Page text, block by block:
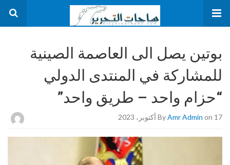
بوتين يصل الى العاصمة الصينية
للمشاركة في المنتدى الدولي
“حزام واحد – طريق واحد”
ByAmr Admin on 17 أكتوبر، 2023